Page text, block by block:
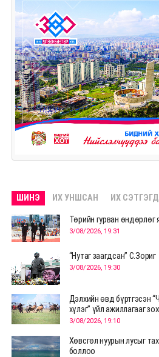
ШИНЭ ИХ УНШСАН ИХ
Төрийн гурван
3/08/2026, 19:31
“Нутаг заагдсан” С.Зориг
3/08/2026, 19:30
Дэлхийн өвд бүртгэсэн
хүлэг” үйл ажиллагааг
3/08/2026, 19:10
Хөвсгөл нуурын лусыг
боллоо